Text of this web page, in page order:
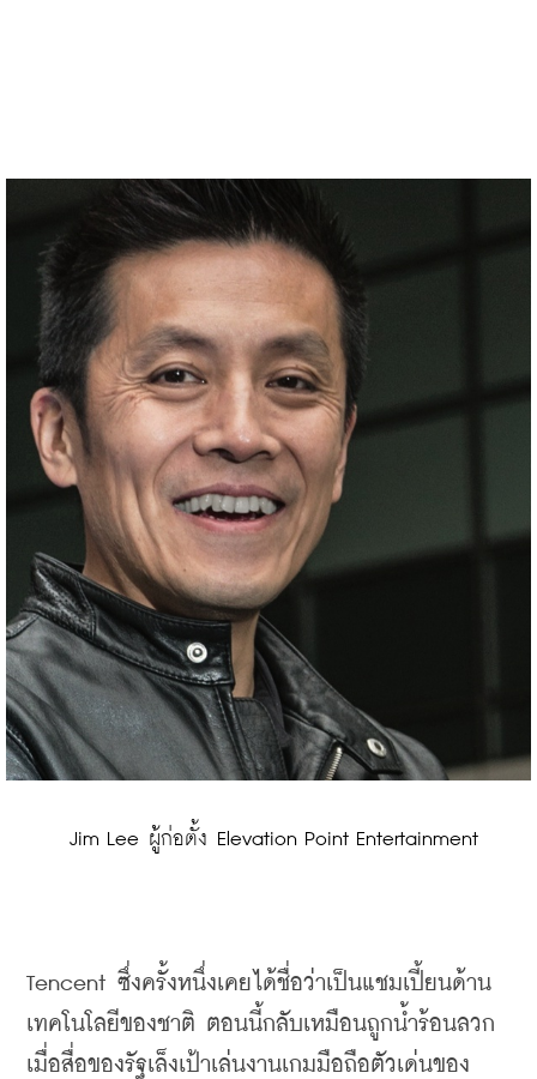
Jim Lee ผู้ก่อตั้ง Elevation Point Entertainment
Tencent ซึ่งครั้งหนึ่งเคยได้ชื่อว่าเป็นแชมเปี้ยนด้าน
เทคโนโลยีของชาติ ตอนนี้กลับเหมือนถูกน้ำร้อนลวก
เมื่อสื่อของรัฐเล็งเป้าเล่นงานเกมมือถือตัวเด่นของ